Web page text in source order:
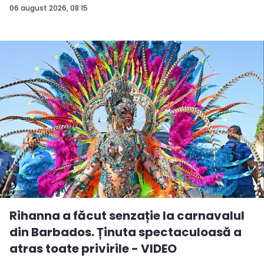
06 august 2026, 08:15
î...
Rihanna a făcut senzație la carnavalul
din Barbados. Ținuta spectaculoasă a
atras toate privirile - VIDEO